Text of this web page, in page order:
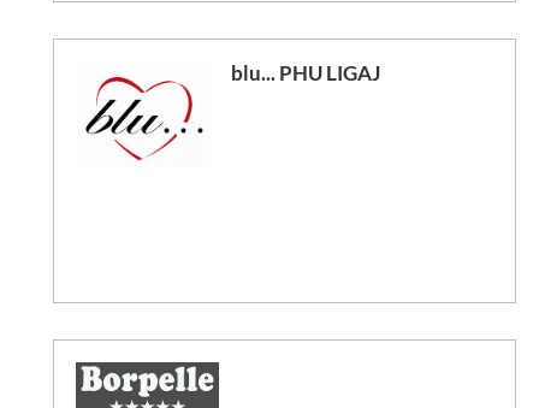
blu... PHU LIGAJ